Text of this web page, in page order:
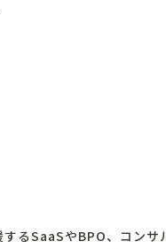
るSaaSやBPO、コンサ